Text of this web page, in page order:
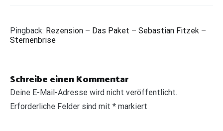
Pingback: Rezension – Das Paket – Sebastian Fitzek –
Sternenbrise
Schreibe einen Kommentar
Deine E-Mail-Adresse wird nicht veröffentlicht.
Erforderliche Felder sind mit * markiert